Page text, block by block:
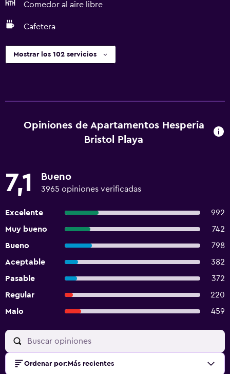
Comedor al aire libre
Cafetera
Mostrar los 102 servicios
Opiniones de Apartamentos Hesperia
Bristol Playa
7,1 Bueno
3965 opiniones verificadas
Excelente
992
Muy bueno
742
Bueno
798
Aceptable
382
Pasable
372
Regular
220
Malo
459
Ordenar por: Más recientes